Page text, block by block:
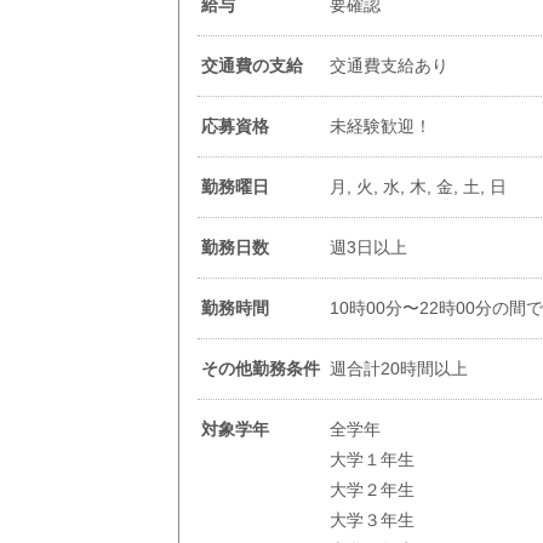
給与 要確認
交通費の支給 交通費支給あり
応募資格 未経験歓迎！
勤務曜日 月, 火, 水, 木, 金, 土, 日
勤務日数 週3日以上
勤務時間 10時00分〜22時00分の間
その他勤務条件 週合計20時間以上
対象学年
全学年
大学１年生
大学２年生
大学３年生